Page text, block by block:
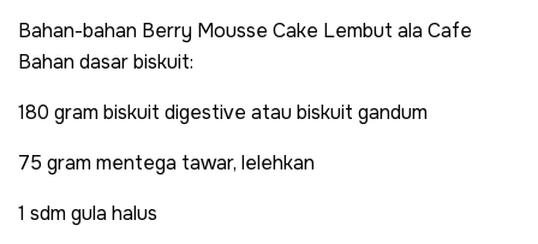
Bahan-bahan Berry Mousse Cake Lembut ala Cafe
Bahan dasar biskuit:
180 gram biskuit digestive atau biskuit gandum
75 gram mentega tawar, lelehkan
1 sdm gula halus